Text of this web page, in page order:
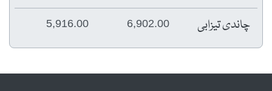
چاندی تیزابی 6,902.00
5,916.00